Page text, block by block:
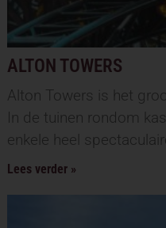
ALTON TOWERS
Alton Towers is het
In de tuinen rondom
enkele heel
Lees verder »